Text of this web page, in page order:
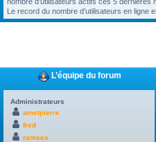
Le record du nombre d’utilisateurs en ligne
L’équipe du forum
Administrateurs
ametpierre
fred
ramses